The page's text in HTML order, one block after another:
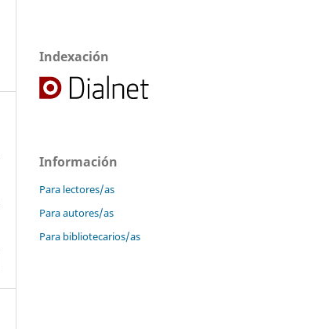
Indexación
Información
Para lectores/as
Para autores/as
Para bibliotecarios/as